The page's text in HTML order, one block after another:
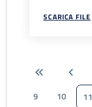
SCARICA FILE
9
10 11